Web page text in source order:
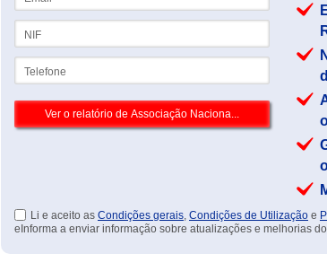
Li e aceito as Condições gerais, Condições de Utilização e
eInforma a enviar informação sobre atualizações e melhorias